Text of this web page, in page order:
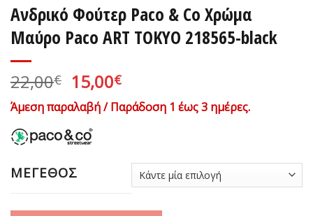
Ανδρικό Φούτερ Paco & Co Χρώμα
Μαύρο Paco ART TOKYO 218565-black
22,00€ Original
price
was:
22,00€.
15,00€Η
τρέχουσα
τιμή
Άμεση παραλαβή / Παράδοση 1 έως 3 ημέρες.
ΜΕΓΕΘΟΣ